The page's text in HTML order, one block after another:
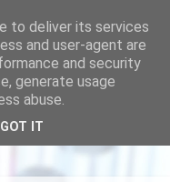
och svenska
to deliver its services
and user-agent are
and security
generate usage
abuse.
GOT IT